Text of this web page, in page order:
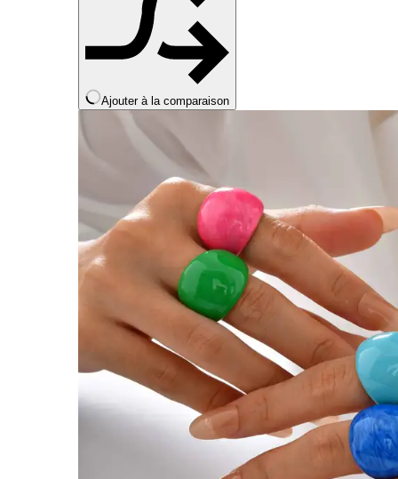
Ajouter à la comparaison